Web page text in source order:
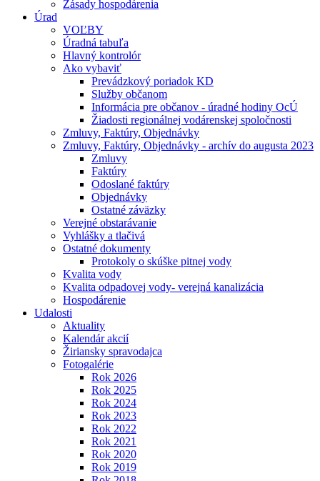
Zásady hospodárenia
Úrad
VOĽBY
Úradná tabuľa
Hlavný kontrolór
Ako vybaviť
Prevádzkový poriadok KD
Služby občanom
Informácia pre občanov - úradné hodiny OcÚ
Žiadosti regionálnej vodárenskej spoločnosti
Zmluvy, Faktúry, Objednávky
Zmluvy, Faktúry, Objednávky - archív do augusta 2023
Zmluvy
Faktúry
Odoslané faktúry
Objednávky
Ostatné záväzky
Verejné obstarávanie
Vyhlášky a tlačivá
Ostatné dokumenty
Protokoly o skúške pitnej vody
Kvalita vody
Kvalita odpadovej vody- verejná kanalizácia
Hospodárenie
Udalosti
Aktuality
Kalendár akcií
Žiriansky spravodajca
Fotogalérie
Rok 2026
Rok 2025
Rok 2024
Rok 2023
Rok 2022
Rok 2021
Rok 2020
Rok 2019